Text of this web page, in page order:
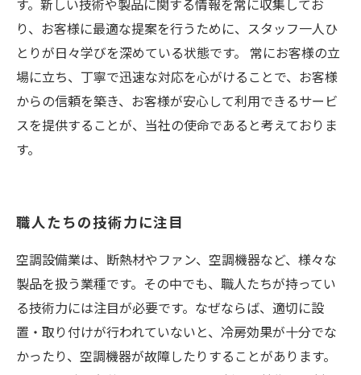
す。新しい技術や製品に関する情報を常に収集してお
り、お客様に最適な提案を行うために、スタッフ一人ひ
とりが日々学びを深めている状態です。 常にお客様の立
場に立ち、丁寧で迅速な対応を心がけることで、お客様
からの信頼を築き、お客様が安心して利用できるサービ
スを提供することが、当社の使命であると考えておりま
す。
職人たちの技術力に注目
空調設備業は、断熱材やファン、空調機器など、様々な
製品を扱う業種です。その中でも、職人たちが持ってい
る技術力には注目が必要です。なぜならば、適切に設
置・取り付けが行われていないと、冷房効果が十分でな
かったり、空調機器が故障したりすることがあります。